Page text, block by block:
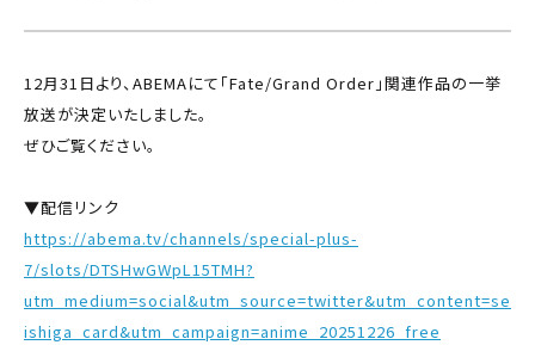
12月31日より、ABEMAにて「Fate/Grand Order」関連作品の一挙
放送が決定いたしました。
ぜひご覧ください。
▼配信リンク
https://abema.tv/channels/special-plus-
7/slots/DTSHwGWpL15TMH?
utm_medium=social&utm_source=twitter&utm_content=se
ishiga_card&utm_campaign=anime_20251226_free